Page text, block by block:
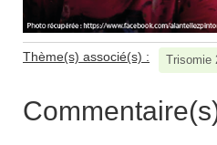
Thème(s) associé(s) : Trisomie